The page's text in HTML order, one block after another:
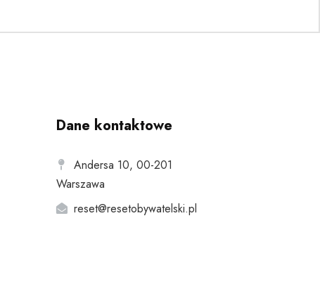
Dane kontaktowe
Andersa 10, 00-201
Warszawa
reset@resetobywatelski.pl